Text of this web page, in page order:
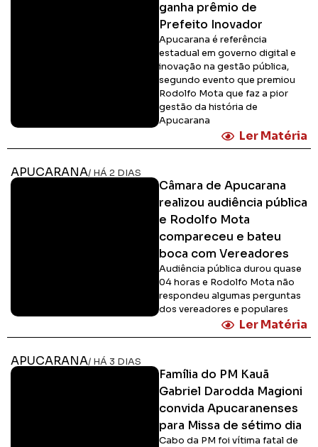
ganha prêmio de
Prefeito Inovador
Apucarana é referência
estadual em governo digital e
inovação na gestão pública,
segundo evento que premiou
Rodolfo Mota que faz a pior
gestão da história de
Apucarana
Ler Matéria
APUCARANA/ HÁ 2 DIAS
Câmara de Apucarana
realizou audiência pública
e Rodolfo Mota
compareceu e bateu
boca com Vereadores
Audiência pública durou quase
04 horas e Rodolfo Mota não
respondeu algumas perguntas
dos vereadores e populares
Ler Matéria
APUCARANA/ HÁ 3 DIAS
Família do PM Kauã
Gabriel Darodda Magioni
convida Apucaranenses
para Missa de sétimo dia
Cabo da PM foi vítima fatal de